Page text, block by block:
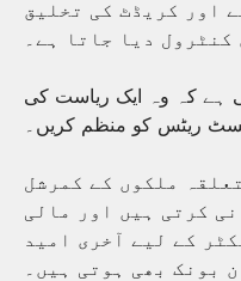
اور کریڈٹ کی تخلیق
کنٹرول دیا جاتا ہے۔
ہے کہ وہ ایک ریاست کی
ریٹس کو منظم کریں۔
ملکوں کے کمرشل
کرتی ہیں اور مالی
کے لیے آخری امید
بونک بھی ہوتی ہیں۔